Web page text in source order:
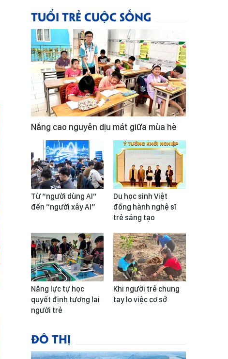
TUỔI TRẺ CUỘC SỐNG
Nắng cao nguyên dịu mát giữa mùa hè
Từ “người dùng AI”
đến “người xây AI”
Du học sinh Việt
đồng hành nghệ sĩ
trẻ sáng tạo
Năng lực tự học
quyết định tương lai
người trẻ
Khi người trẻ chung
tay lo việc cơ sở
ĐÔ THỊ